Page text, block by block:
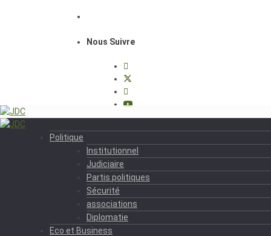
Nous Suivre
Politique
Institutionnel
Judiciaire
Partis politiques
Sécurité
associations
Diplomatie
Eco et Business